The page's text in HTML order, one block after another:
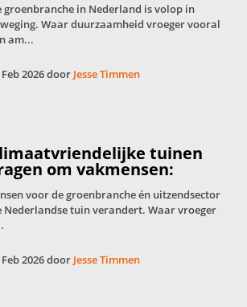
groenbranche in Nederland is volop in
Waar duurzaamheid vroeger vooral
am...
Feb 2026 door Jesse Timmen
tuinen
om vakmensen:
voor de groenbranche én uitzendsector
Nederlandse tuin verandert. Waar vroeger
Feb 2026 door Jesse Timmen